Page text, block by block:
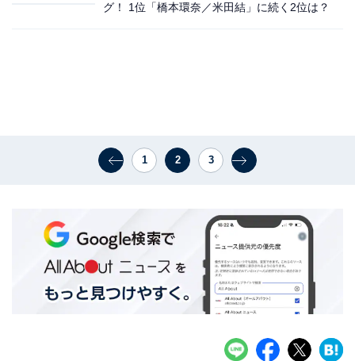
グ！ 1位「橋本環奈／米田結」に続く2位は？
1 2 3